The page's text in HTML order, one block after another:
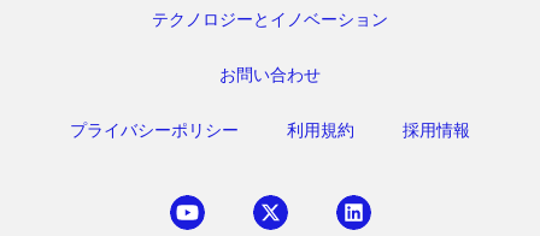
テクノロジーとイノベーション
お問い合わせ
プライバシーポリシー 利用規約 採用情報